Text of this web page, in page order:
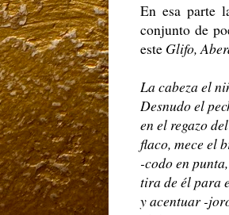
En esa parte
conjunto de
este Glifo,
La cabeza el
Desnudo el
en el regazo
flaco, mece el
-codo en
tira de él para
y acentuar -